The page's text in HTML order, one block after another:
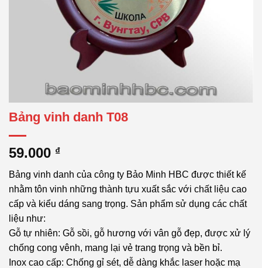
Bảng vinh danh T08
59.000 ₫
Bảng vinh danh của công ty Bảo Minh HBC được thiết kế
nhằm tôn vinh những thành tựu xuất sắc với chất liệu cao
cấp và kiểu dáng sang trọng. Sản phẩm sử dụng các chất
liệu như:
Gỗ tự nhiên: Gỗ sồi, gỗ hương với vân gỗ đẹp, được xử lý
chống cong vênh, mang lại vẻ trang trọng và bền bỉ.
Inox cao cấp: Chống gỉ sét, dễ dàng khắc laser hoặc mạ